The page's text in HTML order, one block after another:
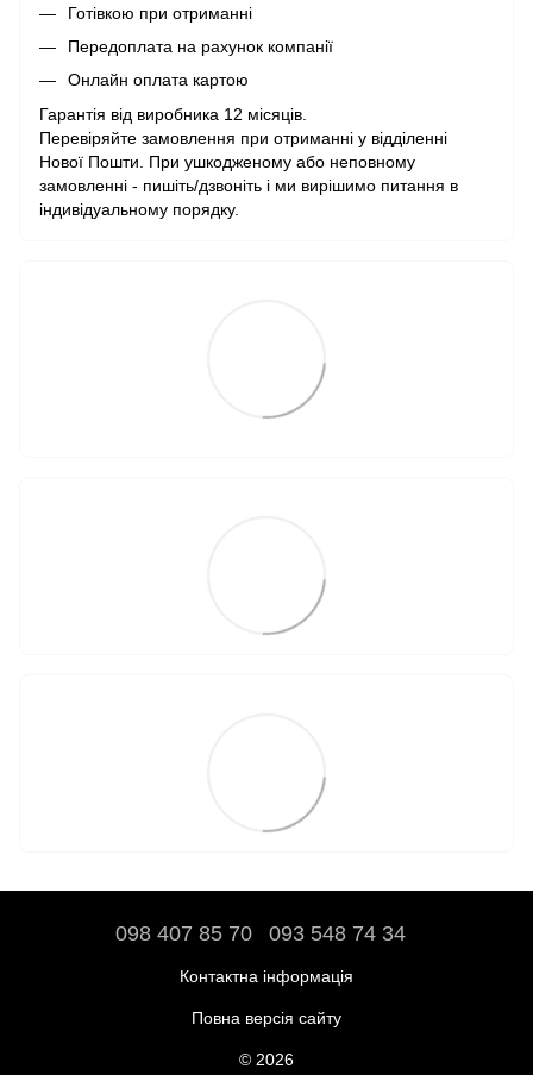
Готівкою при отриманні
Передоплата на рахунок компанії
Онлайн оплата картою
Гарантія від виробника 12 місяців.
Перевіряйте замовлення при отриманні у відділенні
Нової Пошти. При ушкодженому або неповному
замовленні - пишіть/дзвоніть і ми вирішимо питання в
індивідуальному порядку.
098 407 85 70 093 548 74 34
Контактна інформація
Повна версія сайту
© 2026